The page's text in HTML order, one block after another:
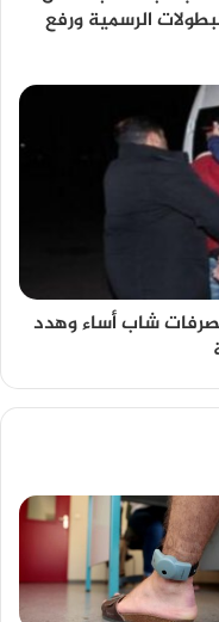
الرسمية ورفع
شاب أساء وهدد